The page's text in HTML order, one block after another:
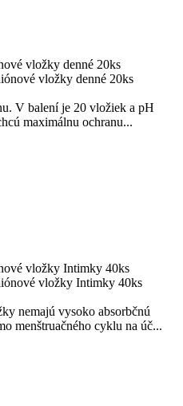
vložky denné 20ks
V balení je 20 vložiek a pH
maximálnu ochranu...
vložky Intimky 40ks
nemajú vysoko absorbčnú
menštruačného cyklu na úč...